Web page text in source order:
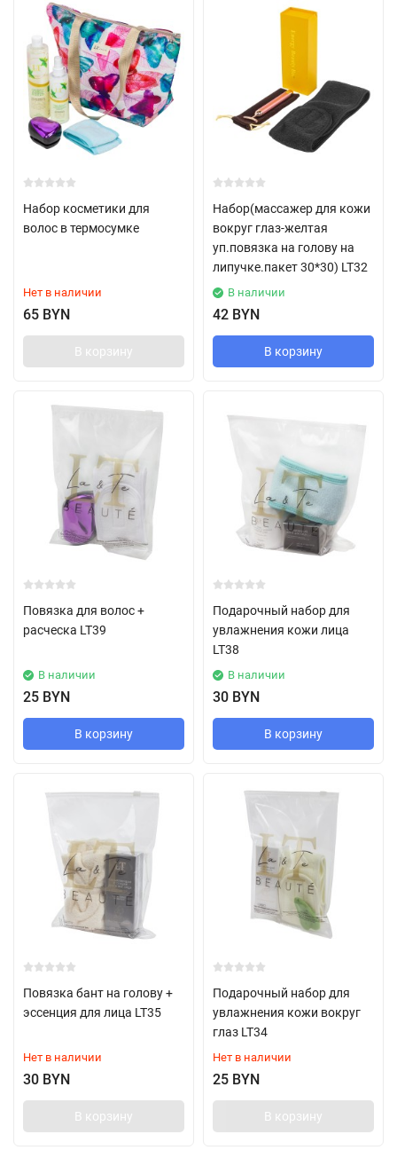
Набор косметики для
волос в термосумке
Нет в наличии
65 BYN
В корзину
Набор(массажер для кожи
вокруг глаз-желтая
уп.повязка на голову на
липучке.пакет 30*30) LT32
В наличии
42 BYN
В корзину
Повязка для волос +
расческа LT39
В наличии
25 BYN
В корзину
Подарочный набор для
увлажнения кожи лица
LT38
В наличии
30 BYN
В корзину
Повязка бант на голову +
эссенция для лица LT35
Нет в наличии
30 BYN
В корзину
Подарочный набор для
увлажнения кожи вокруг
глаз LT34
Нет в наличии
25 BYN
В корзину